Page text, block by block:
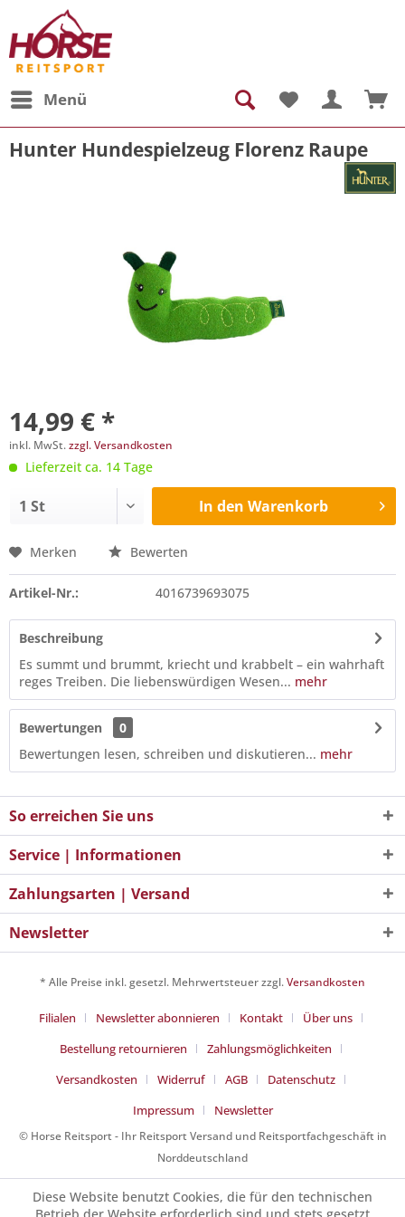
Menü
Hunter Hundespielzeug Florenz Raupe
14,99 € *
inkl. MwSt.zzgl. Versandkosten
Lieferzeit ca. 14 Tage
In den Warenkorb
Merken Bewerten
Artikel-Nr.: 4016739693075
Beschreibung
Es summt und brummt, kriecht und krabbelt – ein wahrhaft
reges Treiben. Die liebenswürdigen Wesen... mehr
Bewertungen
0
Bewertungen lesen, schreiben und diskutieren... mehr
So erreichen Sie uns
Service | Informationen
Zahlungsarten | Versand
Newsletter
* Alle Preise inkl. gesetzl. Mehrwertsteuer zzgl.Versandkosten
Filialen Newsletter abonnieren Kontakt
Über uns
Bestellung retournieren
Zahlungsmöglichkeiten
Versandkosten
Widerruf AGB
Datenschutz
Impressum
Newsletter
© Horse Reitsport - Ihr Reitsport Versand und Reitsportfachgeschäft in
Norddeutschland
Diese Website benutzt Cookies, die für den technischen